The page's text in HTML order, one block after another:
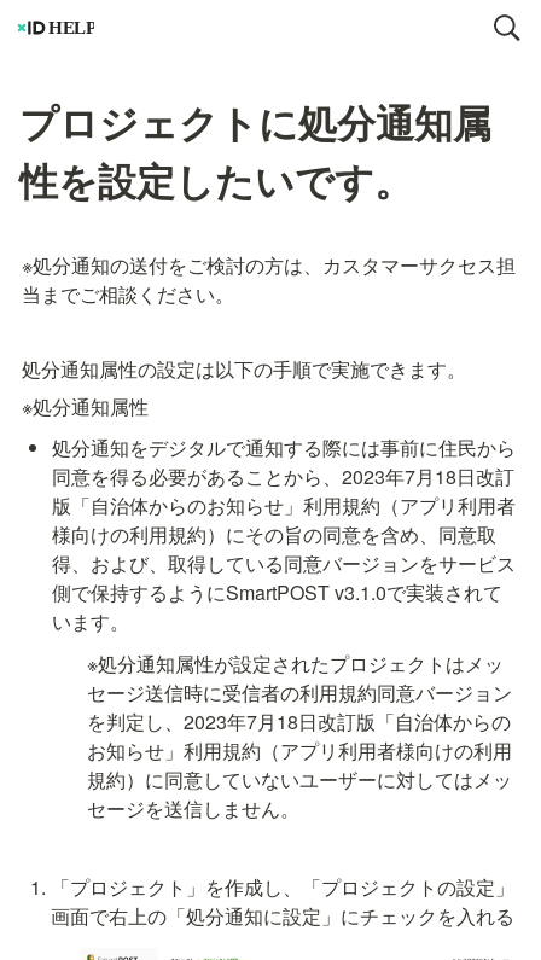
プロジェクトに処分通知属
性を設定したいです。
※処分通知の送付をご検討の方は、カスタマーサクセス担
当までご相談ください。
処分通知属性の設定は以下の手順で実施できます。
※処分通知属性
処分通知をデジタルで通知する際には事前に住民から
同意を得る必要があることから、2023年7月18日改訂
版「自治体からのお知らせ」利用規約（アプリ利用者
様向けの利用規約）にその旨の同意を含め、同意取
得、および、取得している同意バージョンをサービス
側で保持するようにSmartPOST v3.1.0で実装されて
います。
※処分通知属性が設定されたプロジェクトはメッ
セージ送信時に受信者の利用規約同意バージョン
を判定し、2023年7月18日改訂版「自治体からの
お知らせ」利用規約（アプリ利用者様向けの利用
規約）に同意していないユーザーに対してはメッ
セージを送信しません。
「プロジェクト」を作成し、「プロジェクトの設定」
画面で右上の「処分通知に設定」にチェックを入れる